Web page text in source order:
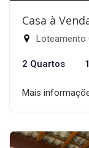
Casa à
Loteamento
2 Quartos
Mais